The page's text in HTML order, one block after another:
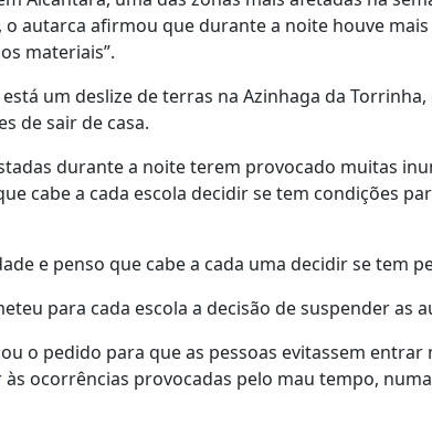
autarca afirmou que durante a noite houve
materiais”.
um deslize de terras na Azinhaga da
de sair de casa.
durante a noite terem provocado muitas
cabe a cada escola decidir se tem condições
e penso que cabe a cada uma decidir se tem
para cada escola a decisão de suspender as
o pedido para que as pessoas evitassem entrar
ocorrências provocadas pelo mau tempo,